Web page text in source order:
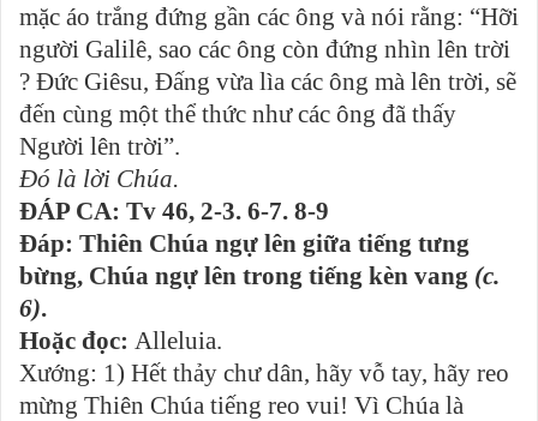
mặc áo trắng đứng gần các ông và nói rằng: “Hỡi
người Galilê, sao các ông còn đứng nhìn lên trời
? Đức Giêsu, Đấng vừa lìa các ông mà lên trời, sẽ
đến cùng một thể thức như các ông đã thấy
Người lên trời”.
Đó là lời Chúa.
ĐÁP CA: Tv 46, 2-3. 6-7. 8-9
Đáp: Thiên Chúa ngự lên giữa tiếng tưng
bừng, Chúa ngự lên trong tiếng kèn vang (c.
6).
Hoặc đọc: Alleluia.
Xướng: 1) Hết thảy chư dân, hãy vỗ tay, hãy reo
mừng Thiên Chúa tiếng reo vui! Vì Chúa là